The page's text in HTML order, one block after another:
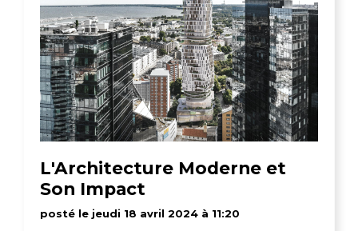
L'Architecture Moderne et
Son Impact
posté le jeudi 18 avril 2024 à 11:20